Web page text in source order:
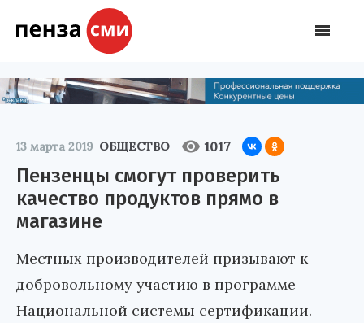
13 марта 2019 ОБЩЕСТВО 1017
Пензенцы смогут проверить
качество продуктов прямо в
магазине
Местных производителей призывают к
добровольному участию в программе
Национальной системы сертификации.